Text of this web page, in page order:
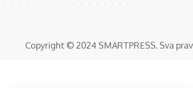
Copyright © 2024 SMARTPRESS. Sva